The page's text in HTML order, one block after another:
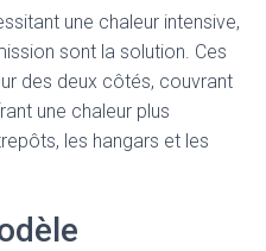
une chaleur intensive,
sont la solution. Ces
des deux côtés, couvrant
une chaleur plus
les hangars et les